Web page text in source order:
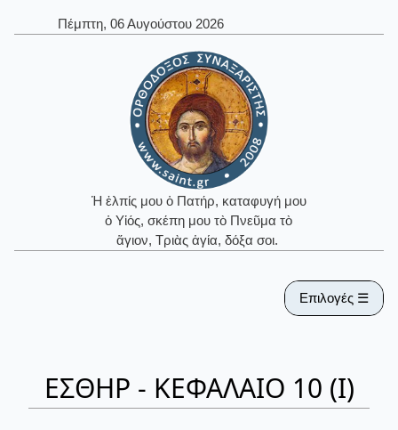
Πέμπτη, 06 Αυγούστου 2026
Ἡ ἐλπίς μου ὁ Πατήρ, καταφυγή μου
ὁ Υἱός, σκέπη μου τὸ Πνεῦμα τὸ
ἅγιον, Τριὰς ἁγία, δόξα σοι.
Επιλογές ☰
ΕΣΘΗΡ - ΚΕΦΑΛΑΙΟ 10 (Ι)